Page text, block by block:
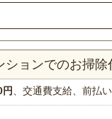
ョンでのお掃除
、交通費支給、前払